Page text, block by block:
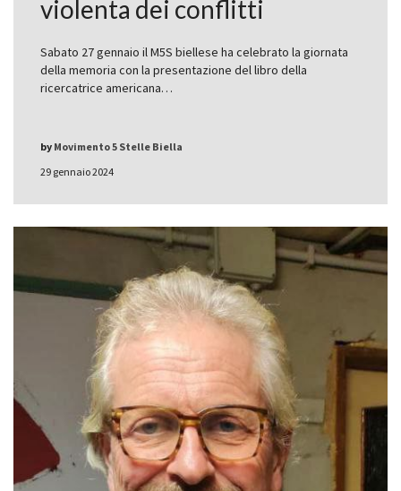
violenta dei conflitti
Sabato 27 gennaio il M5S biellese ha celebrato la giornata
della memoria con la presentazione del libro della
ricercatrice americana…
29 gennaio 2024
by Movimento 5 Stelle Biella